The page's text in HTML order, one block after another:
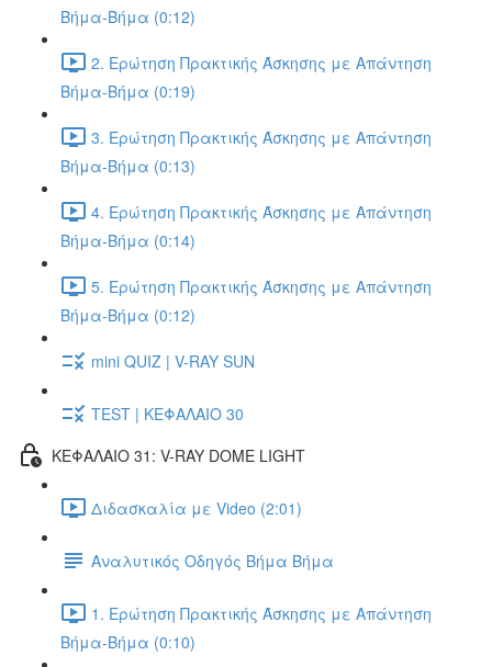
Βήμα-Βήμα (0:12)
2. Ερώτηση Πρακτικής Άσκησης με Απάντηση
Βήμα-Βήμα (0:19)
3. Ερώτηση Πρακτικής Άσκησης με Απάντηση
Βήμα-Βήμα (0:13)
4. Ερώτηση Πρακτικής Άσκησης με Απάντηση
Βήμα-Βήμα (0:14)
5. Ερώτηση Πρακτικής Άσκησης με Απάντηση
Βήμα-Βήμα (0:12)
mini QUIZ | V-RAY SUN
TEST | ΚΕΦΑΛΑΙΟ 30
ΚΕΦΑΛΑΙΟ 31: V-RAY DOME LIGHT
Διδασκαλία με Video (2:01)
Αναλυτικός Οδηγός Βήμα Βήμα
1. Ερώτηση Πρακτικής Άσκησης με Απάντηση
Βήμα-Βήμα (0:10)